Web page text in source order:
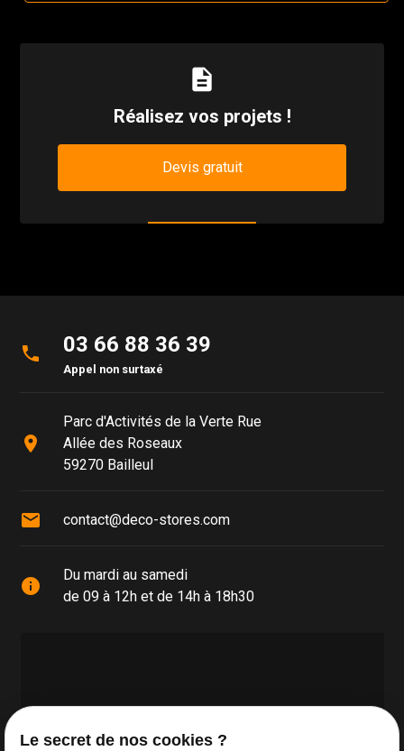
description
Réalisez vos projets !
Devis gratuit
phone 03 66 88 36 39
Appel non surtaxé
place
Parc d'Activités de la Verte Rue
Allée des Roseaux
59270 Bailleul
mail contact@deco-stores.com
info
Du mardi au samedi
de 09 à 12h et de 14h à 18h30
Le secret de nos cookies ?